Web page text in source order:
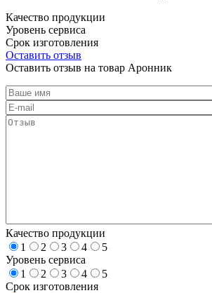
Качество продукции
Уровень сервиса
Срок изготовления
Оставить отзыв
Оставить отзыв на товар Аронник
Качество продукции
1
2 3 4
5
Уровень сервиса
1
2 3 4
5
Срок изготовления